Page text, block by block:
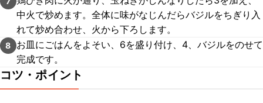
中火で炒めます。全体に味がなじんだらバジルをちぎり入
れて炒め合わせ、火から下ろします。
8
お皿にごはんをよそい、6を盛り付け、4、バジルをのせて
完成です。
コツ・ポイント